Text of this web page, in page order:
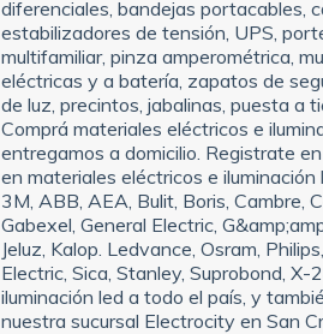
diferenciales, bandejas portacables,
estabilizadores de tensión, UPS,
multifamiliar, pinza amperométrica,
eléctricas y a batería, zapatos de
de luz, precintos, jabalinas, puesta a
Comprá materiales eléctricos e
entregamos a domicilio. Registrate
en materiales eléctricos e
3M, ABB, AEA, Bulit, Boris, Cambre,
Gabexel, General Electric,
Jeluz, Kalop. Ledvance, Osram,
Electric, Sica, Stanley, Suprobond,
iluminación led a todo el país, y
nuestra sucursal Electrocity en San